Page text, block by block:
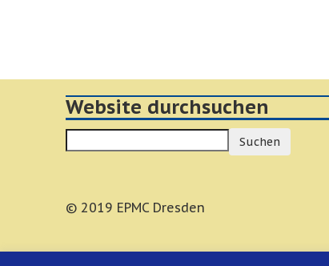
Website durchsuchen
Suchen
© 2019 EPMC Dresden